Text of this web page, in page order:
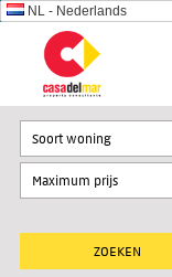
NL - Nederlands
Soort woning